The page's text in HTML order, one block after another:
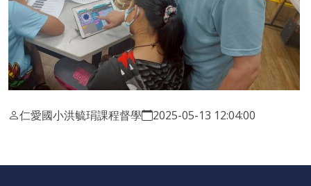
仁愛國小洪毓琄課程督學 2025-05-13 12:04:00